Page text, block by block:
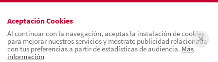
Aceptación Cookies
Al continuar con la navegación, aceptas la instalación de cookies
para mejorar nuestros servicios y mostrate publicidad relacionada
con tus preferencias a partir de estadísticas de audiencia. Más
información